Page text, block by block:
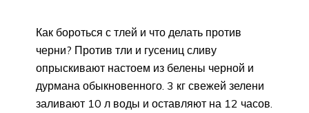
Как бороться с тлей и что делать против
черни? Против тли и гусениц сливу
опрыскивают настоем из белены черной и
дурмана обыкновенного. 3 кг свежей зелени
заливают 10 л воды и оставляют на 12 часов.